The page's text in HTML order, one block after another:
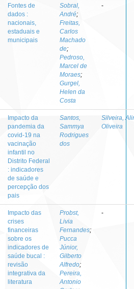
Fontes de
dados :
nacionais,
estaduais e
municipais
Sobral,
André;
Freitas,
Carlos
Machado
de;
Pedroso,
Marcel de
Moraes;
Gurgel,
Helen da
Costa
-
Impacto da
pandemia da
covid-19 na
vacinação
infantil no
Distrito Federal
: indicadores
de saúde e
percepção dos
pais
Santos,
Sammya
Rodrigues
dos
Silveira,
Oliveira
Impacto das
crises
financeiras
sobre os
indicadores de
saúde bucal :
revisão
integrativa da
literatura
Probst,
Livia
Fernandes;
Pucca
Júnior,
Gilberto
Alfredo;
Pereira,
Antonio
-